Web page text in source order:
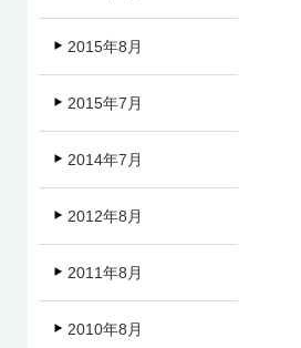
2015年8月
2015年7月
2014年7月
2012年8月
2011年8月
2010年8月